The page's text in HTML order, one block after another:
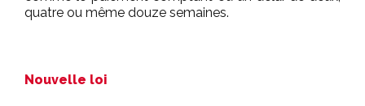
quatre ou même douze semaines.
Nouvelle loi